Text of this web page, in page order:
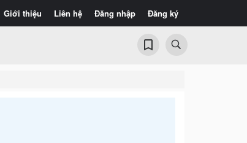
Giới thiệu Liên hệ Đăng nhập Đăng ký